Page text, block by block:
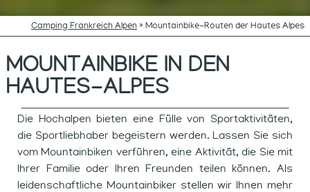
Camping Frankreich Alpen » Mountainbike-Routen der Hautes Alpes
MOUNTAINBIKE IN DEN
HAUTES-ALPES
Die Hochalpen bieten eine Fülle von Sportaktivitäten,
die Sportliebhaber begeistern werden. Lassen Sie sich
vom Mountainbiken verführen, eine Aktivität, die Sie mit
Ihrer Familie oder Ihren Freunden teilen können. Als
leidenschaftliche Mountainbiker stellen wir Ihnen mehr